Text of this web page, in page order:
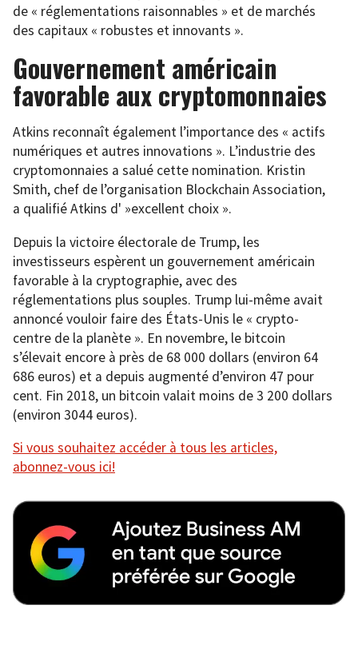
de « réglementations raisonnables » et de marchés
des capitaux « robustes et innovants ».
Gouvernement américain
favorable aux cryptomonnaies
Atkins reconnaît également l’importance des « actifs
numériques et autres innovations ». L’industrie des
cryptomonnaies a salué cette nomination. Kristin
Smith, chef de l’organisation Blockchain Association,
a qualifié Atkins d' »excellent choix ».
Depuis la victoire électorale de Trump, les
investisseurs espèrent un gouvernement américain
favorable à la cryptographie, avec des
réglementations plus souples. Trump lui-même avait
annoncé vouloir faire des États-Unis le « crypto-
centre de la planète ». En novembre, le bitcoin
s’élevait encore à près de 68 000 dollars (environ 64
686 euros) et a depuis augmenté d’environ 47 pour
cent. Fin 2018, un bitcoin valait moins de 3 200 dollars
(environ 3044 euros).
Si vous souhaitez accéder à tous les articles,
abonnez-vous ici!